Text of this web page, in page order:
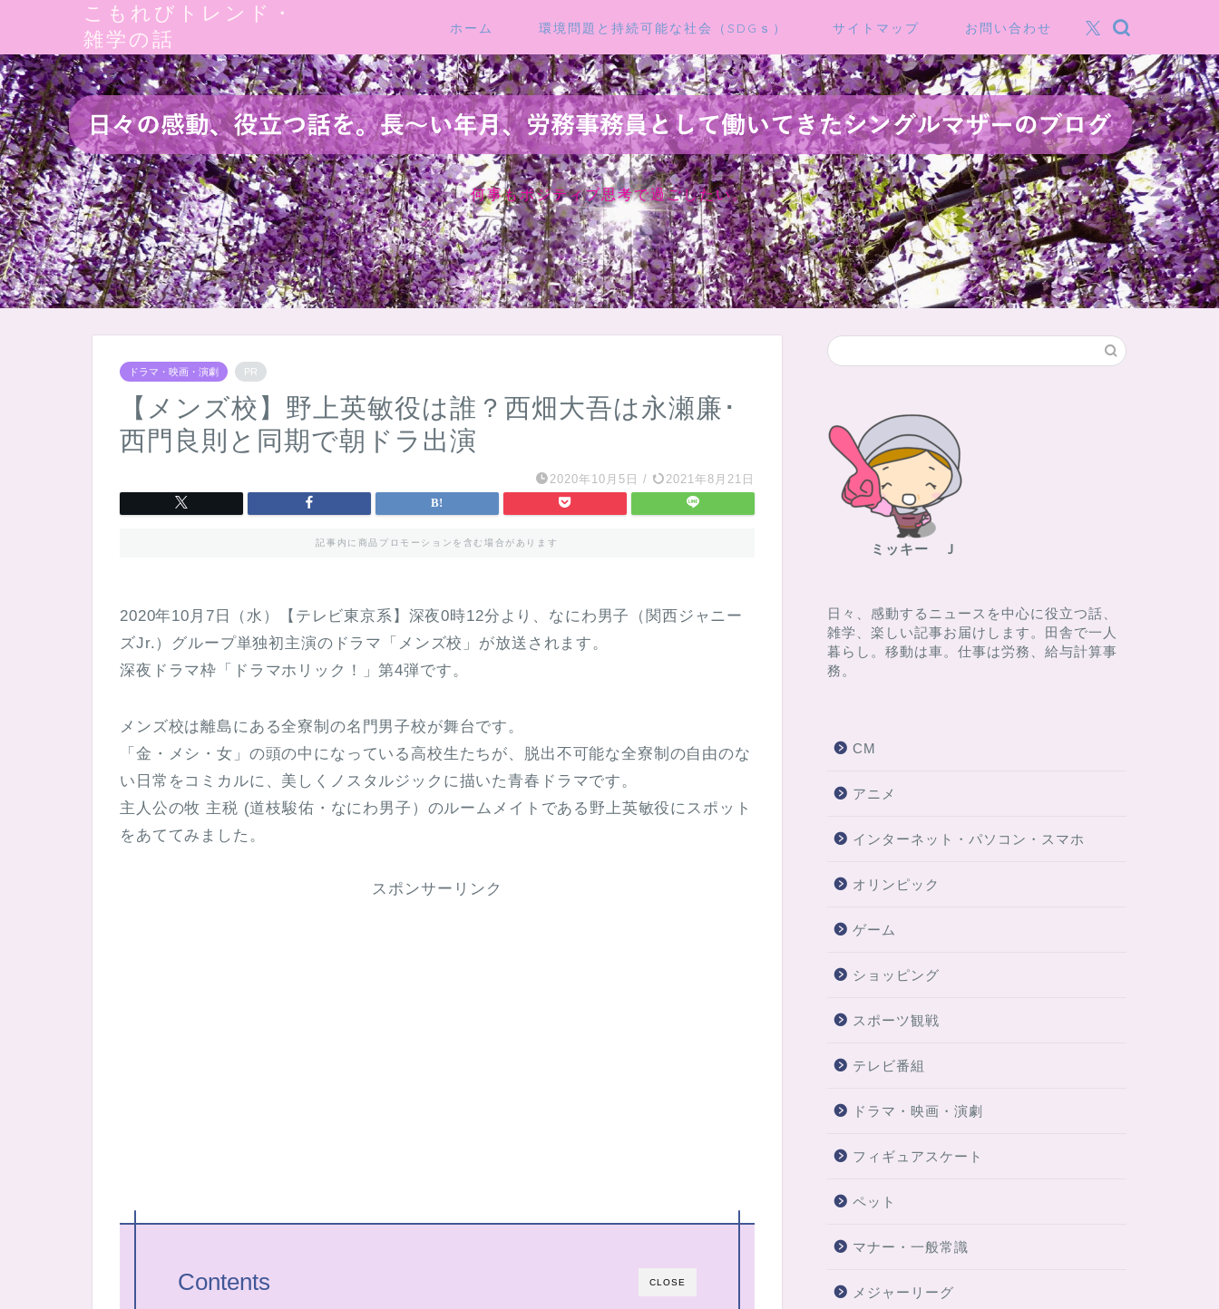
こもれびトレンド・
雑学の話
ホーム 環境問題と持続可能な社会（SDGｓ） サイトマップ お問い合わせ
何事もポジティブ思考で過ごしたい。
ドラマ・映画・演劇 PR
【メンズ校】野上英敏役は誰？西畑大吾は永瀬廉･
西門良則と同期で朝ドラ出演
2020年10月5日 / 2021年8月21日
記事内に商品プロモーションを含む場合があります
2020年10月7日（水）【テレビ東京系】深夜0時12分より、なにわ男子（関西ジャニー
ズJr.）グループ単独初主演のドラマ「メンズ校」が放送されます。
深夜ドラマ枠「ドラマホリック！」第4弾です。
メンズ校は離島にある全寮制の名門男子校が舞台です。
「金・メシ・女」の頭の中になっている高校生たちが、脱出不可能な全寮制の自由のな
い日常をコミカルに、美しくノスタルジックに描いた青春ドラマです。
主人公の牧 主税 (道枝駿佑・なにわ男子）のルームメイトである野上英敏役にスポット
をあててみました。
スポンサーリンク
CLOSE
Contents
ミッキー Ｊ
日々、感動するニュースを中心に役立つ話、
雑学、楽しい記事お届けします。田舎で一人
暮らし。移動は車。仕事は労務、給与計算事
務。
CM
アニメ
インターネット・パソコン・スマホ
オリンピック
ゲーム
ショッピング
スポーツ観戦
テレビ番組
ドラマ・映画・演劇
フィギュアスケート
ペット
マナー・一般常識
メジャーリーグ